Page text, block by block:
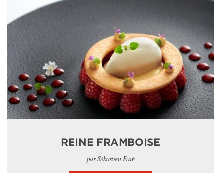
REINE FRAMBOISE
par Sébastien Faré